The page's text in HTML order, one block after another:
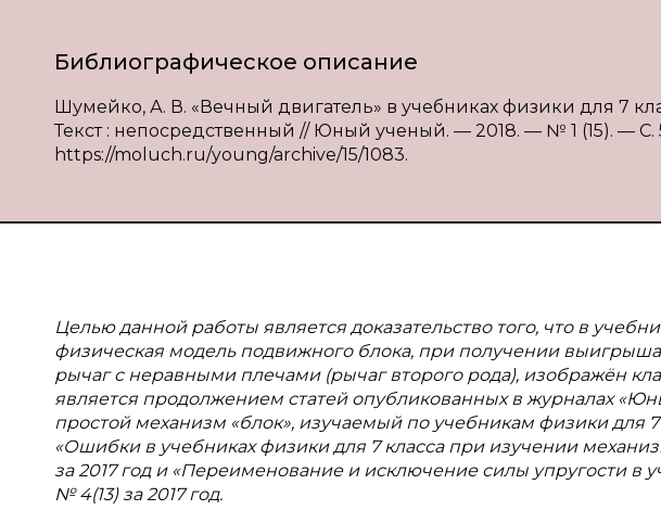
Библиографическое описание
Шумейко, А. В. «Вечный двигатель» в учебниках физики для 7
Текст : непосредственный // Юный ученый. — 2018. — № 1 (15). — С.
https://moluch.ru/young/archive/15/1083.
Целью данной работы является доказательство того, что в
физическая модель подвижного блока, при получении
рычаг с неравными плечами (рычаг второго рода), изображён
является продолжением статей опубликованных в журналах
простой механизм «блок», изучаемый по учебникам физики для 7
«Ошибки в учебниках физики для 7 класса при изучении
за 2017 год и «Переименование и исключение силы упругости в
№ 4(13) за 2017 год.